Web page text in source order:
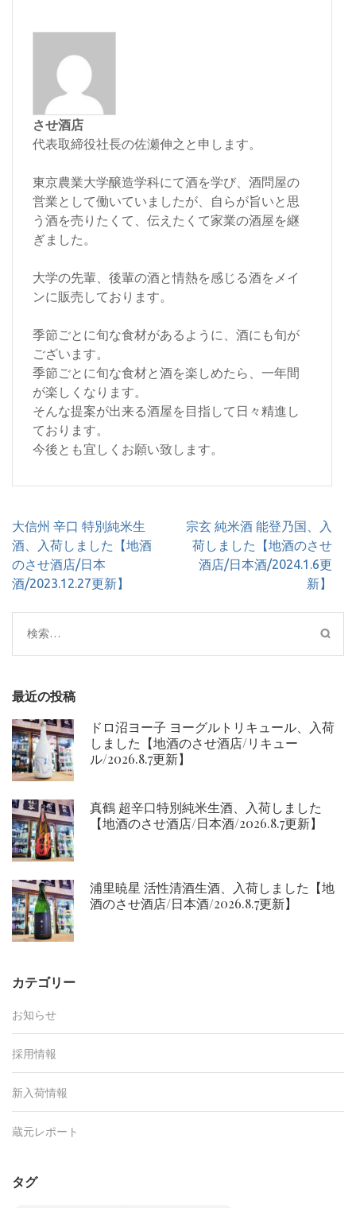
させ酒店
代表取締役社長の佐瀬伸之と申します。
東京農業大学醸造学科にて酒を学び、酒問屋の
営業として働いていましたが、自らが旨いと思
う酒を売りたくて、伝えたくて家業の酒屋を継
ぎました。
大学の先輩、後輩の酒と情熱を感じる酒をメイ
ンに販売しております。
季節ごとに旬な食材があるように、酒にも旬が
ございます。
季節ごとに旬な食材と酒を楽しめたら、一年間
が楽しくなります。
そんな提案が出来る酒屋を目指して日々精進し
ております。
今後とも宜しくお願い致します。
投
稿
ナ
ビ
シ
ョ
大信州 辛口 特別純米生
酒、入荷しました【地酒
のさせ酒店/日本
酒/2023.12.27更新】
宗玄 純米酒 能登乃国、入
荷しました【地酒のさせ
酒店/日本酒/2024.1.6更
新】
検
索:
最近の投稿
ドロ沼ヨー子 ヨーグルトリキュール、入荷
しました【地酒のさせ酒店/リキュー
ル/2026.8.7更新】
真鶴 超辛口特別純米生酒、入荷しました
【地酒のさせ酒店/日本酒/2026.8.7更新】
浦里暁星 活性清酒生酒、入荷しました【地
酒のさせ酒店/日本酒/2026.8.7更新】
カテゴリー
お知らせ
採用情報
新入荷情報
蔵元レポート
タグ